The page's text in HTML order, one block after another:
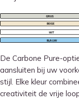
De Carbone Pure-
aansluiten bij uw
stijl. Elke kleur
creativiteit de vrije